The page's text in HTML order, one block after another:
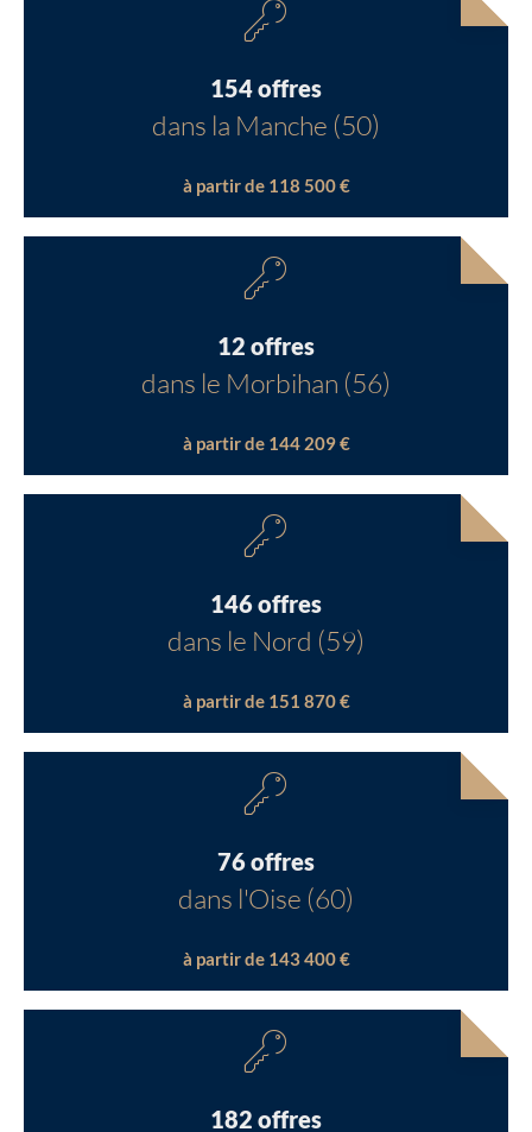
154 offres
dans la Manche (50)
à partir de 118 500 €
12 offres
dans le Morbihan (56)
à partir de 144 209 €
146 offres
dans le Nord (59)
à partir de 151 870 €
76 offres
dans l'Oise (60)
à partir de 143 400 €
182 offres